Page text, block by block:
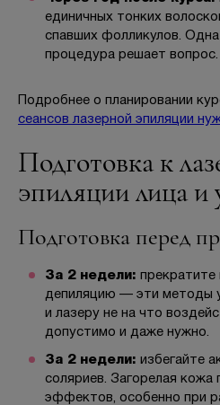
единичных тонких
спавших фолликулов.
процедура решает вопрос.
Подробнее о планировании
сеансов лазерной эпиляции
Подготовка к
эпиляции лица и
Подготовка перед
За 2 недели:
депиляцию — эти методы
и лазеру не на что
допустимо и даже нужно.
За 2 недели: избегайте
соляриев. Загорелая
эффектов, особенно при